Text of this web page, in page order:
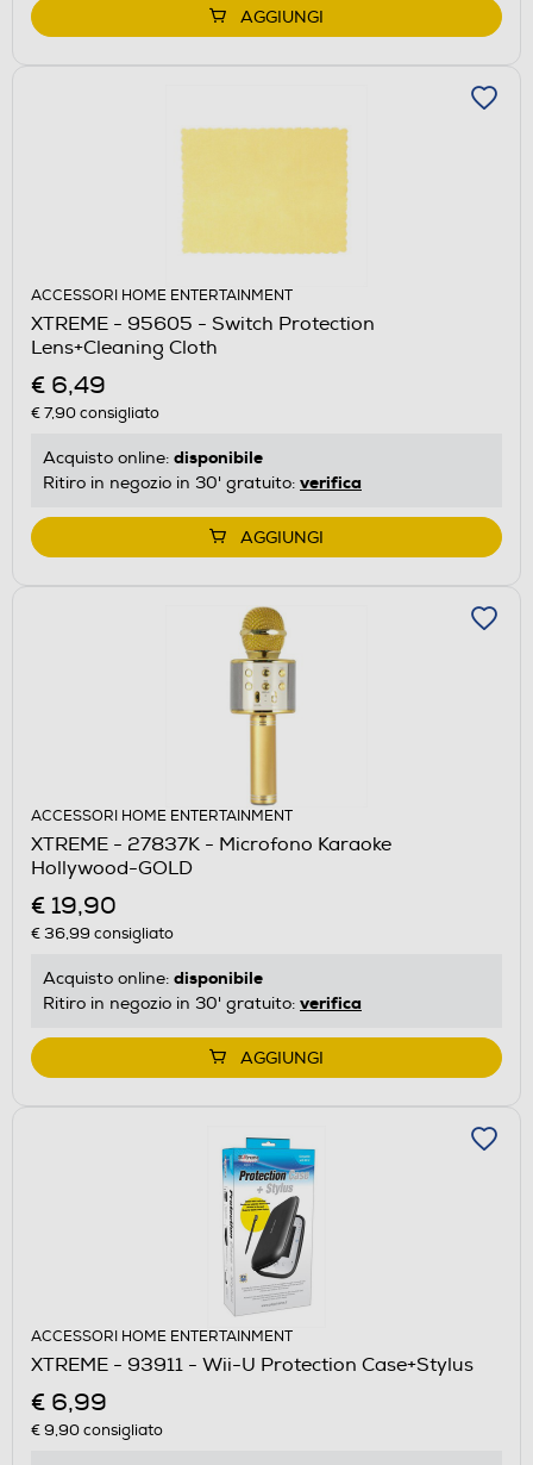
AGGIUNGI
ACCESSORI HOME ENTERTAINMENT
XTREME - 95605 - Switch Protection
Lens+Cleaning Cloth
€ 6,49
€ 7,90consigliato
Acquisto online: disponibile
Ritiro in negozio in 30' gratuito: verifica
AGGIUNGI
ACCESSORI HOME ENTERTAINMENT
XTREME - 27837K - Microfono Karaoke
Hollywood-GOLD
€ 19,90
€ 36,99 consigliato
Acquisto online: disponibile
Ritiro in negozio in 30' gratuito: verifica
AGGIUNGI
ACCESSORI HOME ENTERTAINMENT
XTREME - 93911 - Wii-U Protection Case+Stylus
€ 6,99
€ 9,90consigliato